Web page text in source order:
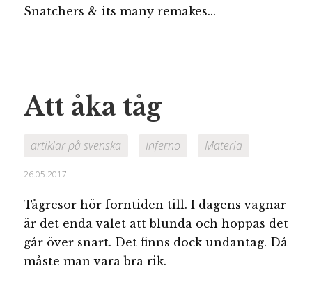
Snatchers & its many remakes...
Att åka tåg
artiklar på svenska Inferno Materia
26.05.2017
Tågresor hör forntiden till. I dagens vagnar
är det enda valet att blunda och hoppas det
går över snart. Det finns dock undantag. Då
måste man vara bra rik.